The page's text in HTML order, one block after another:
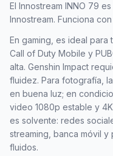
El Innostream INNO 79
Innostream. Funciona
En gaming, es ideal para
Call of Duty Mobile y
alta. Genshin Impact
fluidez. Para fotografía,
en buena luz; en
video 1080p estable y
es solvente: redes
streaming, banca móvil
fluidos.